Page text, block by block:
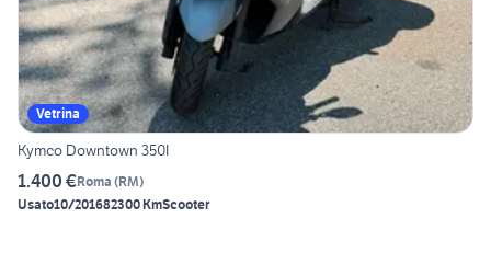
Vetrina
Kymco Downtown 350I
1.400 €Roma (RM)
Usato10/201682300 KmScooter